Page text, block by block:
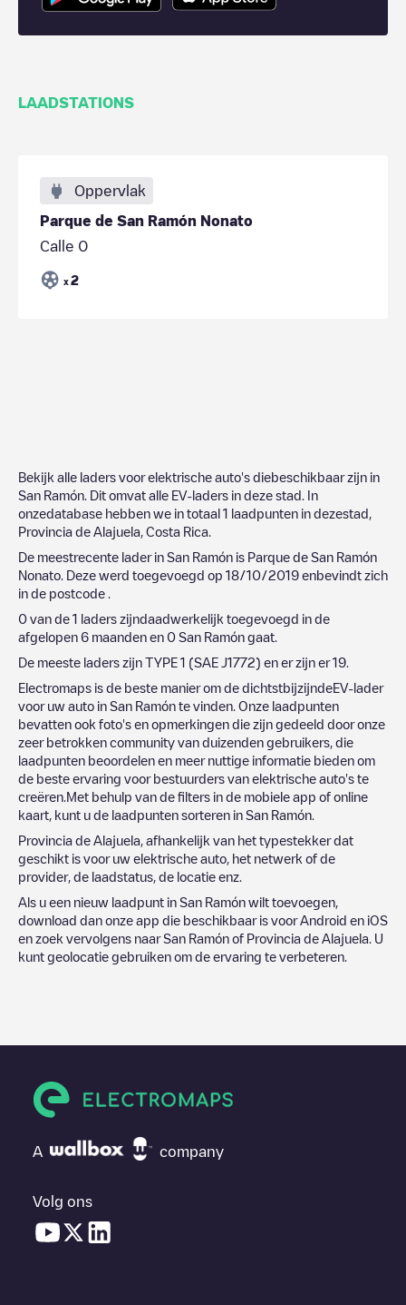
LAADSTATIONS
Oppervlak
Parque de San Ramón Nonato
Calle 0
x 2
Bekijk alle laders voor elektrische auto's diebeschikbaar zijn in
San Ramón . Dit omvat alle EV-laders in deze stad. In
onzedatabase hebben we in totaal 1 laadpunten in dezestad,
Provincia de Alajuela Costa Rica
De meestrecente lader in San Ramón is Parque de San Ramón
Nonato . Deze werd toegevoegd op 18/10/2019 enbevindt zich
in de postcode
0 van de 1 laders zijndaadwerkelijk toegevoegd in de
afgelopen 6 maanden en 0 San Ramón gaat.
De meeste laders zijn TYPE 1 (SAE J1772) en er zijn er19
Electromaps is de beste manier om de dichtstbijzijndeEV-lader
voor uw auto in San Ramón te vinden. Onze laadpunten
bevatten ook foto's en opmerkingen die zijn gedeeld door onze
zeer betrokken community van duizenden gebruikers, die
laadpunten beoordelen en meer nuttige informatie bieden om
de beste ervaring voor bestuurders van elektrische auto's te
creëren.Met behulp van de filters in de mobiele app of online
kaart, kunt u de laadpunten sorteren in San Ramón
Provincia de Alajuela , afhankelijk van het typestekker dat
geschikt is voor uw elektrische auto, het netwerk of de
provider, de laadstatus, de locatie enz.
Als u een nieuw laadpunt in San Ramón wilt toevoegen,
download dan onze app die beschikbaar is voor Android en iOS
en zoek vervolgens naar San Ramón of Provincia de Alajuela . U
kunt geolocatie gebruiken om de ervaring te verbeteren.
A company
Volg ons